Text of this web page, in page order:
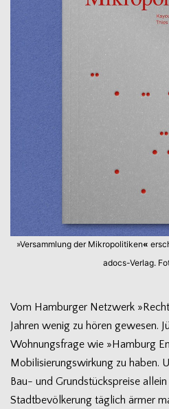
»Ver­samm­lung der Mikro­po­li­ti­ken«
adocs-Verlag.
Vom Ham­bur­ger Netz­werk
Jah­ren wenig zu hören gewe­sen.
Woh­nungs­frage wie »Ham­burg
Mobi­li­sie­rungs­wir­kung zu haben.
Bau- und Grund­stücks­preise
Stadt­be­völ­ke­rung täg­lich ärmer